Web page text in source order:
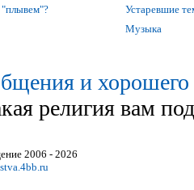
Устаревшие
Музыка
и хорошего
религия вам
2006 - 2026